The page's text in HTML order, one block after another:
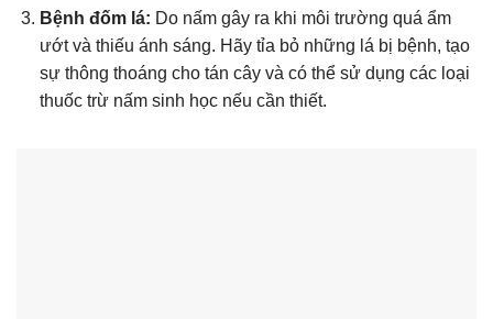
Bệnh đốm lá: Do nấm gây ra khi môi trường quá ẩm
ướt và thiếu ánh sáng. Hãy tỉa bỏ những lá bị bệnh, tạo
sự thông thoáng cho tán cây và có thể sử dụng các loại
thuốc trừ nấm sinh học nếu cần thiết.